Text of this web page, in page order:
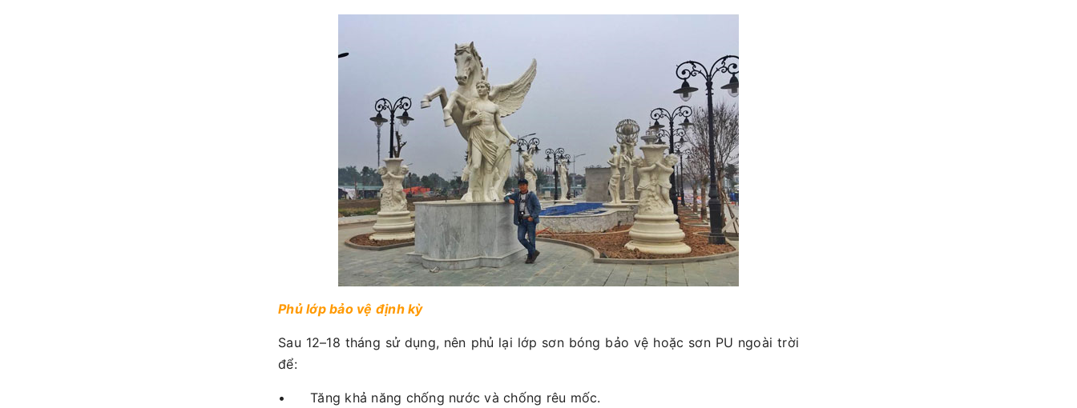
Phủ lớp bảo vệ định kỳ
Sau 12–18 tháng sử dụng, nên phủ lại lớp sơn bóng bảo vệ hoặc sơn PU ngoài trời
để:
• Tăng khả năng chống nước và chống rêu mốc.